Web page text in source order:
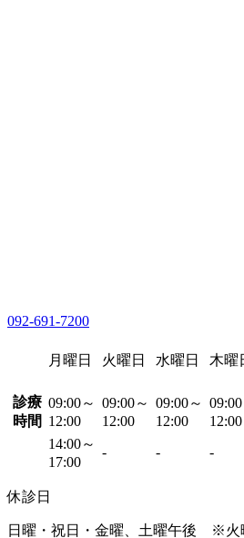
092-691-7200
月曜日 火曜日 水曜日 木曜
診療
時間
09:00～
12:00
09:00～
12:00
09:00～
12:00
09:00
12:00
14:00～
17:00
- - -
休診日
日曜・祝日・金曜、土曜午後 ※火